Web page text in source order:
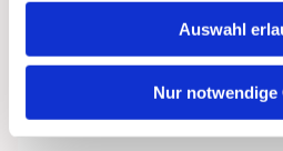
Auswahl
Nur notwendige